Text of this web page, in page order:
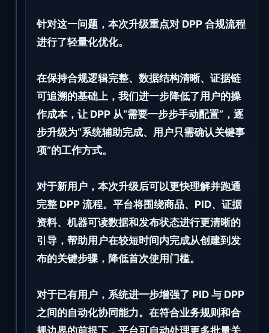
针对这一问题，本次升级重点对 DPP 合规流程
进行了轻量化优化。
在保持合规逻辑完整、数据结构清晰、证据链
可追溯的基础上，我们进一步降低了用户的操
作成本，让 DPP 从“需要一步步手动配置”，逐
步升级为“系统辅助完成、用户只需确认关键事
项”的工作方式。
对于新用户，本次升级后可以更快理解并跑通
完整 DPP 流程。平台将围绕商品、PID、证据
资料、机器可读数据和发布状态进行更清晰的
引导，帮助用户在较短时间内完成从创建到发
布的关键步骤，降低首次使用门槛。
对于已有用户，系统进一步增强了 PID 与 DPP
之间的自动化协同能力。在符合业务规则和合
规边界的前提下，平台可自动处理更多批量关